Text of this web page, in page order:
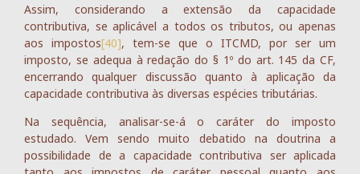
Assim, considerando a extensão da capacidade
contributiva, se aplicável a todos os tributos, ou apenas
aos impostos[40], tem-se que o ITCMD, por ser um
imposto, se adequa à redação do § 1º do art. 145 da CF,
encerrando qualquer discussão quanto à aplicação da
capacidade contributiva às diversas espécies tributárias.
Na sequência, analisar-se-á o caráter do imposto
estudado. Vem sendo muito debatido na doutrina a
possibilidade de a capacidade contributiva ser aplicada